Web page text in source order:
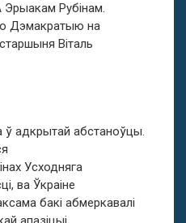
Рубінам.
Дэмакратыю на
Віталь
ў адкрытай абстаноўцы.
Усходняга
ва Ўкраіне
бакі абмеркавалі